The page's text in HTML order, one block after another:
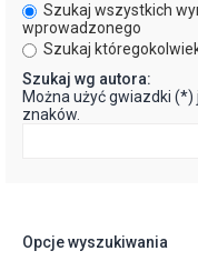
Szukaj wszystkich
wprowadzonego
Szukaj
Szukaj wg autora:
Można użyć gwiazdki
znaków.
Opcje wyszukiwania